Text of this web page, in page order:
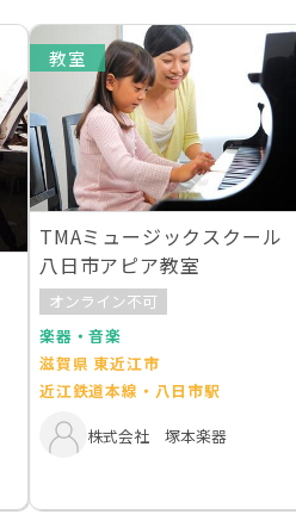
教室
TMAミュージックスクール
八日市アピア教室
オンライン不可
楽器・音楽
滋賀県 東近江市
近江鉄道本線・八日市駅
株式会社 塚本楽器